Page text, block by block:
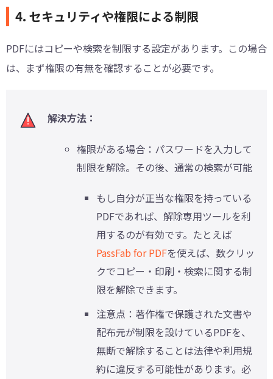
4. セキュリティや権限による制限
PDFにはコピーや検索を制限する設定があります。この場合
は、まず権限の有無を確認することが必要です。
解決方法：
権限がある場合：パスワードを入力して
制限を解除。その後、通常の検索が可能
もし自分が正当な権限を持っている
PDFであれば、解除専用ツールを利
用するのが有効です。たとえば
PassFab for PDFを使えば、数クリッ
クでコピー・印刷・検索に関する制
限を解除できます。
注意点：著作権で保護された文書や
配布元が制限を設けているPDFを、
無断で解除することは法律や利用規
約に違反する可能性があります。必